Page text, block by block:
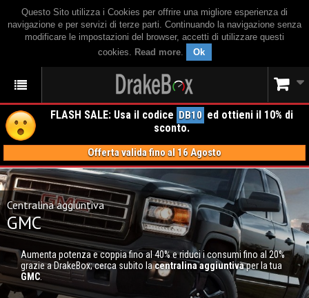
Questo Sito utilizza i Cookies per offrire una migliore esperienza di
navigazione e per servizi di terze parti. Continuando la navigazione senza
modificare le impostazioni del browser, accetti di utilizzare questi
cookies. Read more. Ok
FLASH SALE: Usa il codice DB10 ed ottieni il 10% di
sconto.
Offerta valida fino al 16 Agosto
Centralina aggiuntiva
GMC
Aumenta potenza e coppia fino al 40% e riduci i consumi fino al 20%
grazie a DrakeBox; cerca subito lacentralina aggiuntivaper la tua
GMC.